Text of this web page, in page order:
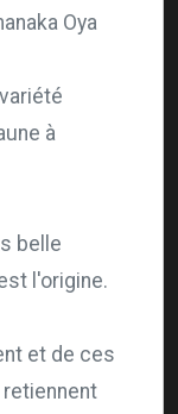
Oya
à
belle
l'origine.
et de ces
retiennent